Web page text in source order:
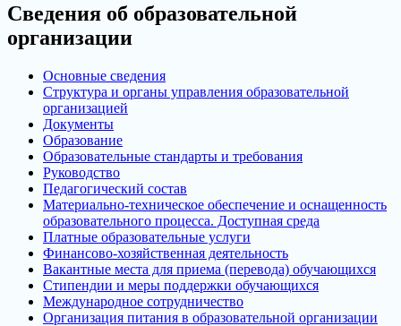
Сведения об образовательной
организации
Основные сведения
Структура и органы управления образовательной
организацией
Документы
Образование
Образовательные стандарты и требования
Руководство
Педагогический состав
Материально-техническое обеспечение и оснащенность
образовательного процесса. Доступная среда
Платные образовательные услуги
Финансово-хозяйственная деятельность
Вакантные места для приема (перевода) обучающихся
Стипендии и меры поддержки обучающихся
Международное сотрудничество
Организация питания в образовательной организации